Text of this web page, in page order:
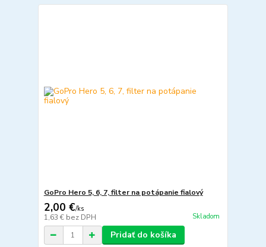
GoPro Hero 5, 6, 7, filter na potápanie fialový
2,00 €/ks
1,63 € bez DPH Skladom
Pridať do košíka